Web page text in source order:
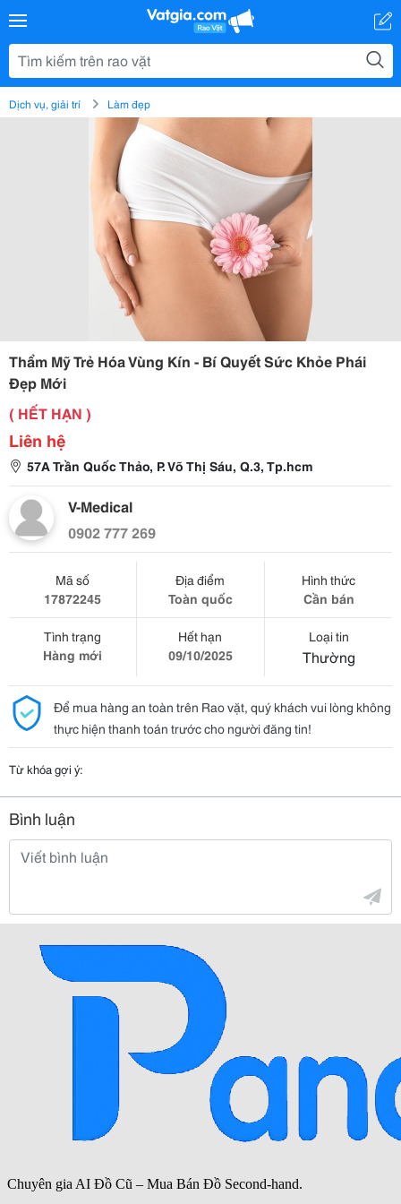
Dịch vụ, giải trí Làm đẹp
Thẩm Mỹ Trẻ Hóa Vùng Kín - Bí Quyết Sức Khỏe Phái
Đẹp Mới
( HẾT HẠN )
Liên hệ
57A Trần Quốc Thảo, P. Võ Thị Sáu, Q.3, Tp.hcm
V-Medical
0902 777 269
Mã số
17872245
Địa điểm
Toàn quốc
Hình thức
Cần bán
Tình trạng
Hàng mới
Hết hạn
09/10/2025
Loại tin
Thường
Để mua hàng an toàn trên Rao vặt, quý khách vui lòng không
thực hiện thanh toán trước cho người đăng tin!
Từ khóa gợi ý:
Bình luận